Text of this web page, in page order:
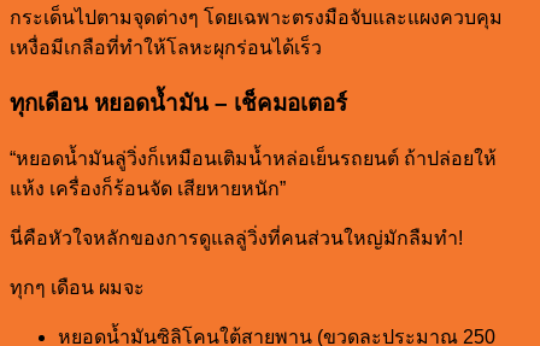
กระเด็นไปตามจุดต่างๆ โดยเฉพาะตรงมือจับและแผงควบคุม
เหงื่อมีเกลือที่ทำให้โลหะผุกร่อนได้เร็ว
ทุกเดือน หยอดน้ำมัน – เช็คมอเตอร์
“หยอดน้ำมันลู่วิ่งก็เหมือนเติมน้ำหล่อเย็นรถยนต์ ถ้าปล่อยให้
แห้ง เครื่องก็ร้อนจัด เสียหายหนัก”
นี่คือหัวใจหลักของการดูแลลู่วิ่งที่คนส่วนใหญ่มักลืมทำ!
ทุกๆ เดือน ผมจะ
หยอดน้ำมันซิลิโคนใต้สายพาน (ขวดละประมาณ 250